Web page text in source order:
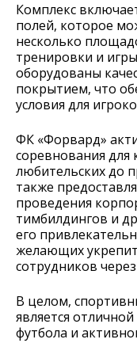
Комплекс
полей, которое
несколько
тренировки и
оборудованы
покрытием, что
условия для
ФК «Форвард»
соревнования
любительских до
также
проведения
тимбилдингов и
его
желающих
сотрудников
В целом,
является
футбола и